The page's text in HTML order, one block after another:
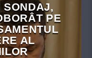
SONDAJ,
PE
AL